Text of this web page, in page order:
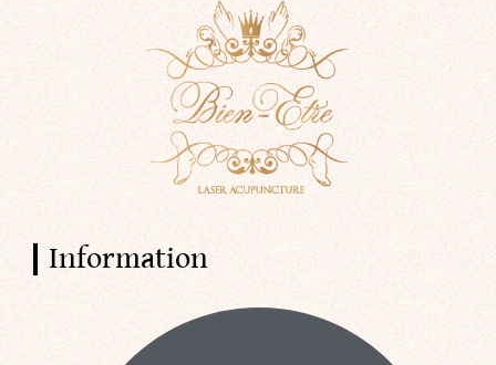
Information